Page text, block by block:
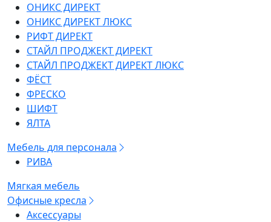
ОНИКС ДИРЕКТ
ОНИКС ДИРЕКТ ЛЮКС
РИФТ ДИРЕКТ
СТАЙЛ ПРОДЖЕКТ ДИРЕКТ
СТАЙЛ ПРОДЖЕКТ ДИРЕКТ ЛЮКС
ФЁСТ
ФРЕСКО
ШИФТ
ЯЛТА
Мебель для персонала
РИВА
Мягкая мебель
Офисные кресла
Аксессуары